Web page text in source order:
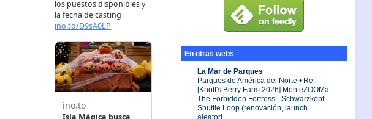
En otras webs
La Mar de Parques
Parques de América del Norte • Re:
[Knott's Berry Farm 2026] MonteZOOMa:
The Forbidden Fortress - Schwarzkopf
Shuttle Loop (renovación, launch
aleatori